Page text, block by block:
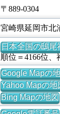
〒889-0304
宮崎県延岡市北
日本全国の鴟尾
順位＝4166位、
Google Mapの
Yahoo Mapの地
Bing Mapの地図